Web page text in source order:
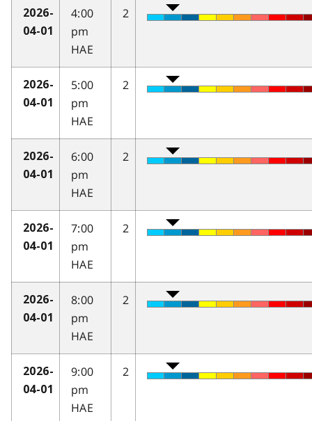
2026-
04-01
4:00
pm
HAE
2
2026-
04-01
5:00
pm
HAE
2
2026-
04-01
6:00
pm
HAE
2
2026-
04-01
7:00
pm
HAE
2
2026-
04-01
8:00
pm
HAE
2
2026-
04-01
9:00
pm
HAE
2